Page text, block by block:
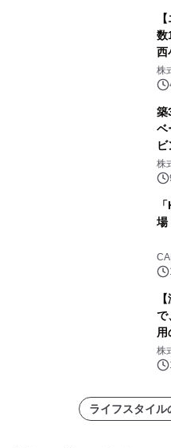
数
西
株
築
ベ
事
株
場
で
用
プ
ス
株
ライフスタイル